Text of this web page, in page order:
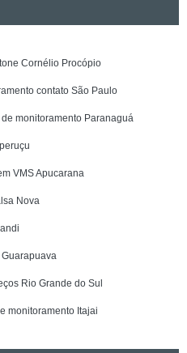
Cornélio Procópio
contato São Paulo
monitoramento Paranaguá
VMS Apucarana
Nova
Rio Grande do Sul
monitoramento Itajai